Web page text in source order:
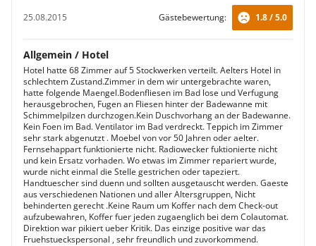
25.08.2015
Gästebewertung: 1.8 / 5.0
Allgemein / Hotel
Hotel hatte 68 Zimmer auf 5 Stockwerken verteilt. Aelters Hotel in
schlechtem Zustand.Zimmer in dem wir untergebrachte waren,
hatte folgende Maengel.Bodenfliesen im Bad lose und Verfugung
herausgebrochen, Fugen an Fliesen hinter der Badewanne mit
Schimmelpilzen durchzogen.Kein Duschvorhang an der Badewanne.
Kein Foen im Bad. Ventilator im Bad verdreckt. Teppich im Zimmer
sehr stark abgenutzt . Moebel von vor 50 Jahren oder aelter.
Fernsehappart funktionierte nicht. Radiowecker fuktionierte nicht
und kein Ersatz vorhaden. Wo etwas im Zimmer repariert wurde,
wurde nicht einmal die Stelle gestrichen oder tapeziert.
Handtuescher sind duenn und sollten ausgetauscht werden. Gaeste
aus verschiedenen Nationen und aller Altersgruppen, Nicht
behinderten gerecht .Keine Raum um Koffer nach dem Check-out
aufzubewahren, Koffer fuer jeden zugaenglich bei dem Colautomat.
Direktion war pikiert ueber Kritik. Das einzige positive war das
Fruehstueckspersonal , sehr freundlich und zuvorkommend.